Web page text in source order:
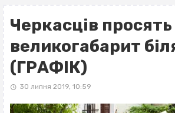
Черкасців
великогабарит
(ГРАФІК)
30 липня 2019, 10:59